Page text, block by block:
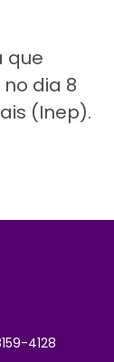
que
dia 8
(Inep).
4128